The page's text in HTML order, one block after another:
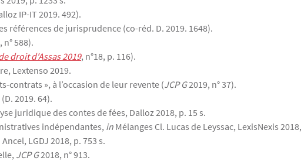
IP-IT 2019. 492).
références de jurisprudence (co-réd. D. 2019. 1648).
n° 588).
droit d'Assas 2019, n°18, p. 116).
Lextenso 2019.
», à l’occasion de leur revente (JCP G2019, n° 37).
2019. 64).
juridique des contes de fées, Dalloz 2018, p. 15 s.
indépendantes, in Mélanges Cl. Lucas de Leyssac, LexisNexis
LGDJ 2018, p. 753 s.
JCP G2018, n° 913.